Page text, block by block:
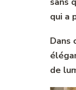
qui a
Dans
de